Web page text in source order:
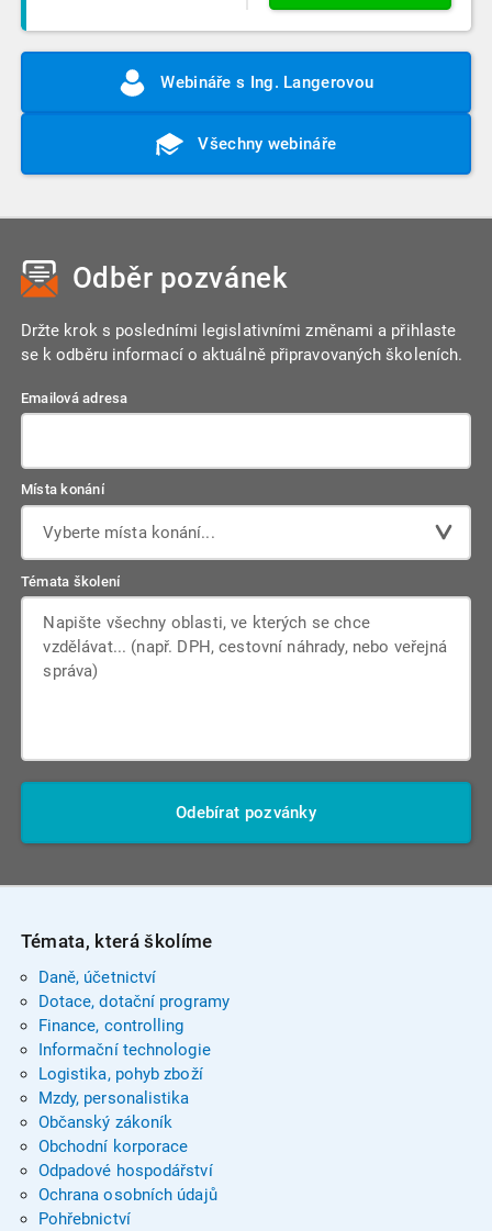
Webináře s Ing. Langerovou
Všechny webináře
Odběr pozvánek
Držte krok s posledními legislativními změnami a přihlaste
se k odběru informací o aktuálně připravovaných školeních.
Emailová adresa
Místa konání
Vyberte místa konání...
Témata školení
Odebírat pozvánky
Témata, která školíme
Daně, účetnictví
Dotace, dotační programy
Finance, controlling
Informační technologie
Logistika, pohyb zboží
Mzdy, personalistika
Občanský zákoník
Obchodní korporace
Odpadové hospodářství
Ochrana osobních údajů
Pohřebnictví